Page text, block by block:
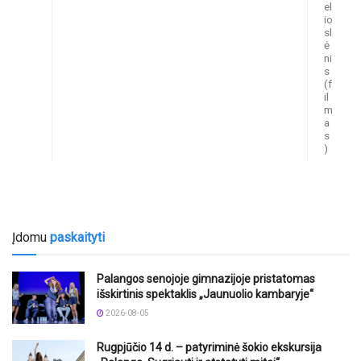
el
io
sl
ė
ni
s
(f
il
m
a
s
)
Įdomu paskaityti
Palangos senojoje gimnazijoje pristatomas
išskirtinis spektaklis „Jaunuolio kambaryje“
2026-08-05
Rugpjūčio 14 d. – patyriminė šokio ekskursija